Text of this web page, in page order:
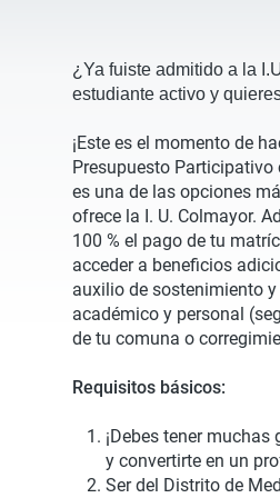
¿Ya fuiste admitido a la
estudiante activo y
¡Este es el momento de
Presupuesto Participativo
es una de las opciones
ofrece la I. U. Colmayor.
100 % el pago de tu
acceder a beneficios
auxilio de sostenimiento
académico y personal
de tu comuna o
Requisitos básicos:
¡Debes tener
y convertirte en un
Ser del Distrito de